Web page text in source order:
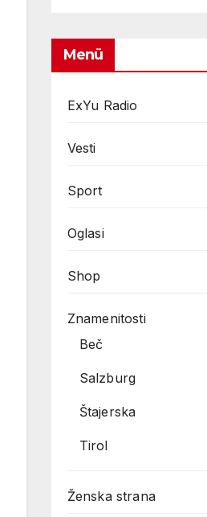
€4,99.
Menü
ExYu Radio
Vesti
Sport
Oglasi
Shop
Znamenitosti
Beč
Salzburg
Štajerska
Tirol
Ženska strana